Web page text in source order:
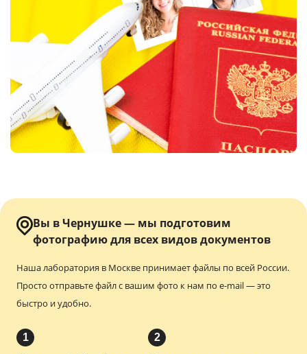
Фотоподарки
Багетная мастерская
Полиграфия
Услуги и сервис
Вы в Чернушке — мы подготовим
фотографиюдля всех видов документов
Наша лаборатория в Москве принимает файлы по всей России.
Просто отправьте файл с вашим фото к нам по e-mail — это
быстро и удобно.
1 2